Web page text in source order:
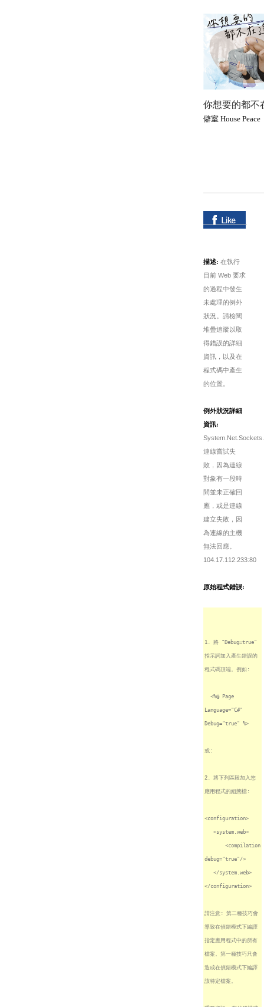
你想要的都不
僻室 House Peace
描述: 在執行
目前 Web 要求
的過程中發生
未處理的例外
狀況。請檢閱
堆疊追蹤以取
得錯誤的詳細
資訊，以及在
程式碼中產生
的位置。
例外狀況詳細
資訊:
連線嘗試失
敗，因為連線
對象有一段時
間並未正確回
應，或是連線
建立失敗，因
為連線的主機
無法回應。
104.17.112.233:80
原始程式錯誤:
1. 將 "Debug=true"
指示詞加入產生錯誤的
程式碼頂端。例如:
<%@ Page
Language="C#"
Debug="true" %>
或:
2. 將下列區段加入您
應用程式的組態檔:
<configuration>
<system.web>
<compilation
debug="true"/>
</system.web>
</configuration>
請注意: 第二種技巧會
導致在偵錯模式下編譯
指定應用程式中的所有
檔案。第一種技巧只會
造成在偵錯模式下編譯
該特定檔案。